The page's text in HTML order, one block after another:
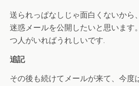
送られっぱなしじゃ面白くないから
迷惑メールを公開したいと思います
つ人がいればうれしいです.
追記
その後も続けてメールが来て、今度